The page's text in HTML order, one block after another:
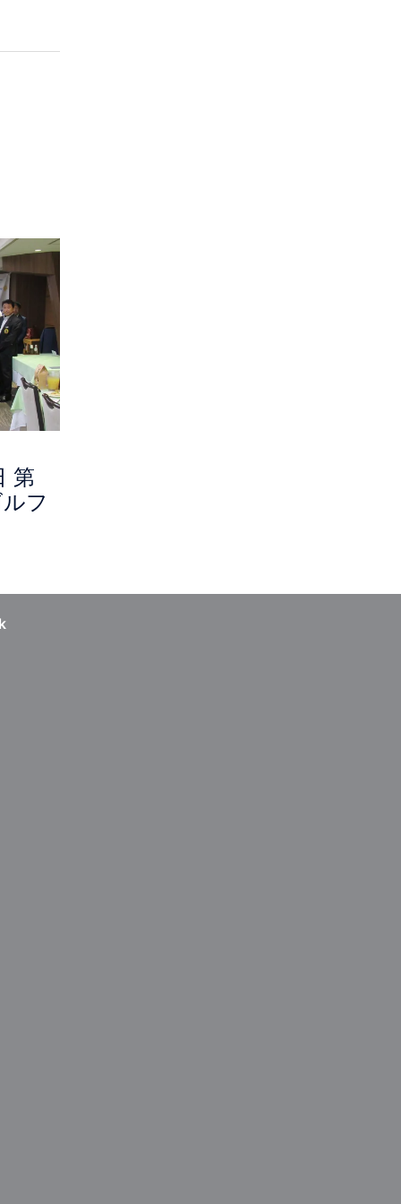
第
フ